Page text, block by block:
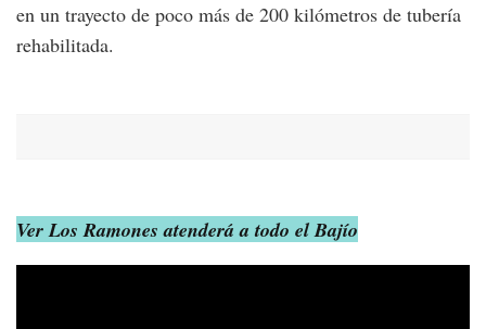
en un trayecto de poco más de 200 kilómetros de tubería
rehabilitada.
Ver Los Ramones atenderá a todo el Bajío